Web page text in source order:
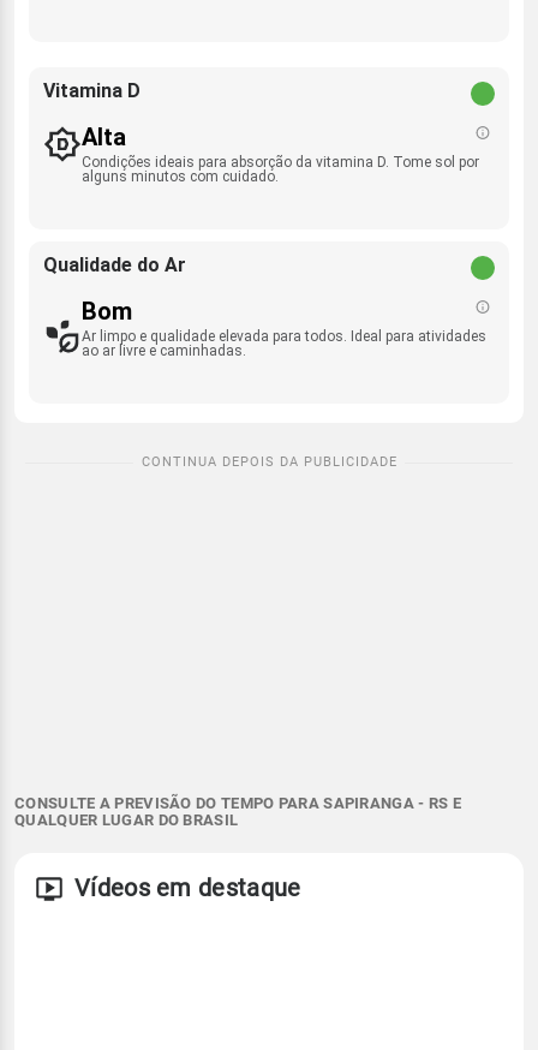
Vitamina D
Alta
Condições ideais para absorção da vitamina D. Tome sol por
alguns minutos com cuidado.
Qualidade do Ar
Bom
Ar limpo e qualidade elevada para todos. Ideal para atividades
ao ar livre e caminhadas.
CONSULTE A PREVISÃO DO TEMPO PARA SAPIRANGA - RS E
QUALQUER LUGAR DO BRASIL
Vídeos em destaque